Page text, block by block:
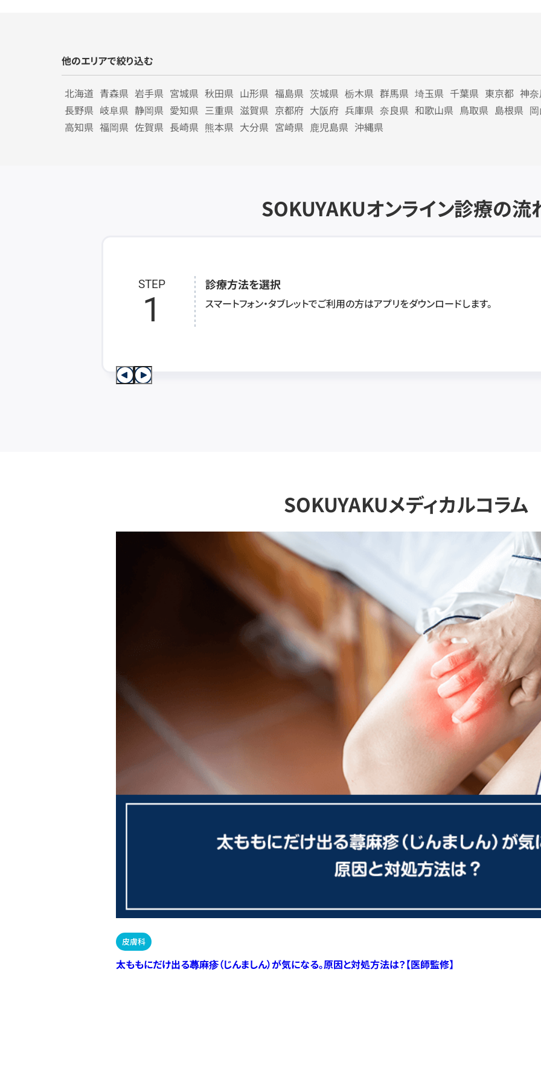
他のエリアで絞り込む
北海道 青森県 岩手県 宮城県 秋田県 山形県 福島県 茨城県 栃木県 群馬県 埼玉県 千葉県 東京都 神
長野県 岐阜県 静岡県 愛知県 三重県 滋賀県 京都府 大阪府 兵庫県 奈良県 和歌山県 鳥取県 島根県
高知県 福岡県 佐賀県 長崎県 熊本県 大分県 宮崎県 鹿児島県 沖縄県
SOKUYAKUオンライン診療の流
STEP
1
診療方法を選択
スマートフォン・タブレットでご利用の方はアプリをダウンロードします。
SOKUYAKUメディカルコラム
皮膚科
太ももにだけ出る蕁麻疹（じんましん）が気になる。原因と対処方法は？【医師監修】